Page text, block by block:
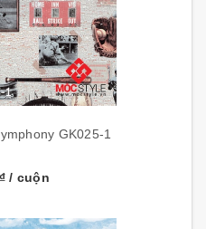
GK025-1
/ cuộn